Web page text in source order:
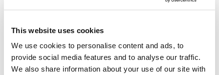
This website uses cookies
We use cookies to personalise content and ads, to
provide social media features and to analyse our traffic.
We also share information about your use of our site with
値観にも影響を与え、思想が生活に融け込むことで、世
先進と伝統の技術が融合したテーブルウェアは、著名ホ
テルやレストランなどにも多く納入されています。
ARAS（エイラス）公式オンラインショップ：